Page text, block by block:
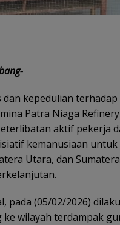
kepedulian
Patra Niaga
aktif pekerja
kemanusiaan
Utara, dan
pada (05/02/2026)
wilayah terdampak